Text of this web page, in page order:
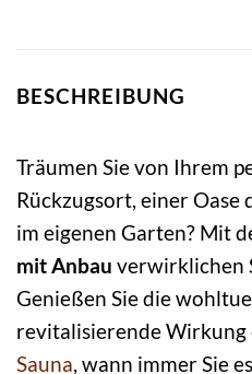
BESCHREIBUNG
Träumen Sie von Ihrem
Rückzugsort, einer
im eigenen Garten? Mit
mit Anbau verwirklichen
Genießen Sie die
revitalisierende
Sauna , wann immer Sie